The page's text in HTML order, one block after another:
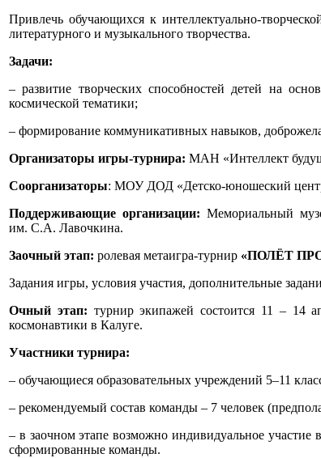
Привлечь обучающихся к интеллектуально-
литературного и музыкального творчества.
Задачи:
– развитие творческих способностей детей на
космической тематики;
– формирование коммуникативных навыков,
Организаторы игры-турнира: МАН «Интеллект
Соорганизаторы: МОУ ДОД «Детско-юношеский центр
Поддерживающие организации:Мемориальный
им. С.А. Лавочкина.
Заочный этап: ролевая метаигра-турнир «ПОЛЁТ
Задания игры, условия участия, дополнительные
Очный этап: турнир экипажей состоится 11 – 14
космонавтики в Калуге.
Участники турнира:
– обучающиеся образовательных учреждений 5–11
– рекомендуемый состав команды – 7 человек
– в заочном этапе возможно индивидуальное
сформированные команды.